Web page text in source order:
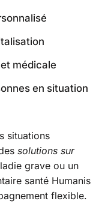
médicale
en situation
situations
solutions sur
grave ou un
santé Humanis
flexible.